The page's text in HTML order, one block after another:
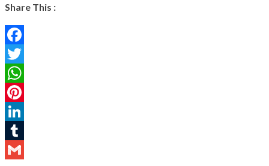
Share This :
Facebook
Twitter
WhatsApp
Pinterest
LinkedIn
Tumblr